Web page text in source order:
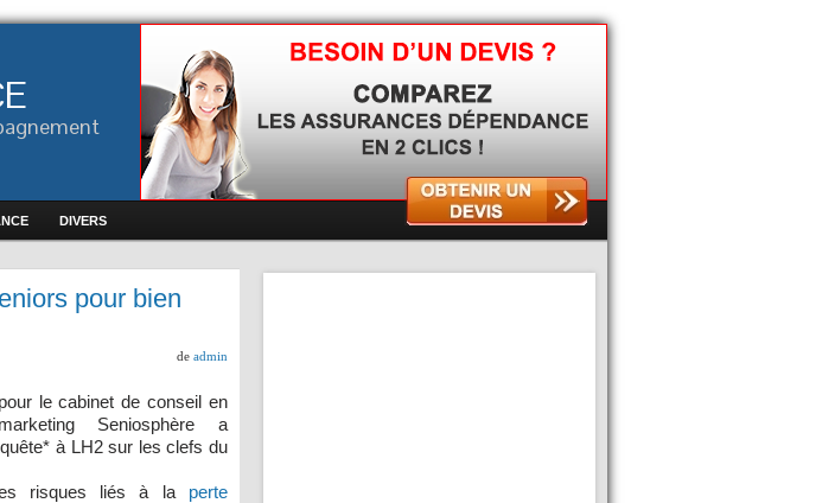
DIVERS
pour bien
de admin
le cabinet de conseil en
Seniosphère a
à LH2 sur les clefs du
risques liés à la perte